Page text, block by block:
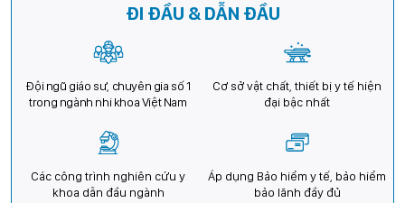
ĐI ĐẦU & DẪN ĐẦU
Đội ngũ giáo sư, chuyên gia số 1
trong ngành nhi khoa Việt Nam
Cơ sở vật chất, thiết bị y tế hiện
đại bậc nhất
Các công trình nghiên cứu y
khoa dẫn đầu ngành
Áp dụng Bảo hiểm y tế, bảo hiểm
bảo lãnh đầy đủ